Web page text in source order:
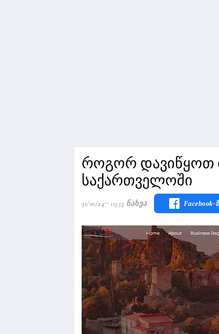
როგორ დავიწყოთ
საქართველოში
31/10/24 11553 Ნახვა Facebook-